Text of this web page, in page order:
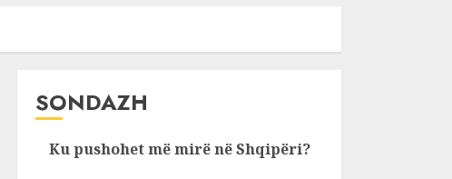
SONDAZH
Ku pushohet më mirë në Shqipëri?